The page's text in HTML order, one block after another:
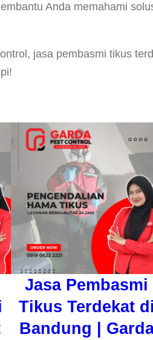
Anda memahami
jasa pembasmi tikus
Jasa Pembasmi
Tikus Terdekat di
Bandung |